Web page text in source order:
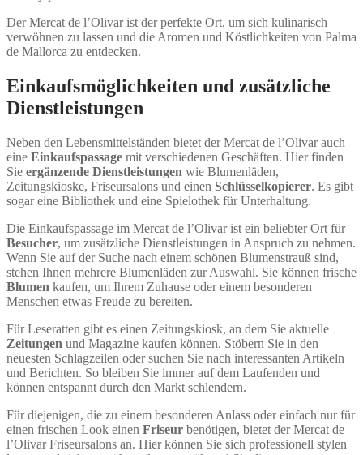
Der Mercat de l’Olivar ist der perfekte Ort, um sich kulinarisch
verwöhnen zu lassen und die Aromen und Köstlichkeiten von Palma
de Mallorca zu entdecken.
Einkaufsmöglichkeiten und zusätzliche
Dienstleistungen
Neben den Lebensmittelständen bietet der Mercat de l’Olivar auch
eine Einkaufspassage mit verschiedenen Geschäften. Hier finden
Sie ergänzende Dienstleistungen wie Blumenläden,
Zeitungskioske, Friseursalons und einen Schlüsselkopierer. Es gibt
sogar eine Bibliothek und eine Spielothek für Unterhaltung.
Die Einkaufspassage im Mercat de l’Olivar ist ein beliebter Ort für
Besucher, um zusätzliche Dienstleistungen in Anspruch zu nehmen.
Wenn Sie auf der Suche nach einem schönen Blumenstrauß sind,
stehen Ihnen mehrere Blumenläden zur Auswahl. Sie können frische
Blumen kaufen, um Ihrem Zuhause oder einem besonderen
Menschen etwas Freude zu bereiten.
Für Leseratten gibt es einen Zeitungskiosk, an dem Sie aktuelle
Zeitungen und Magazine kaufen können. Stöbern Sie in den
neuesten Schlagzeilen oder suchen Sie nach interessanten Artikeln
und Berichten. So bleiben Sie immer auf dem Laufenden und
können entspannt durch den Markt schlendern.
Für diejenigen, die zu einem besonderen Anlass oder einfach nur für
einen frischen Look einen Friseur benötigen, bietet der Mercat de
l’Olivar Friseursalons an. Hier können Sie sich professionell stylen